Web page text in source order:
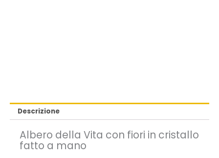
Descrizione
Albero della Vita con fiori in cristallo
fatto a mano